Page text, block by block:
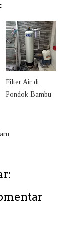
Filter Air di
Pondok Bambu